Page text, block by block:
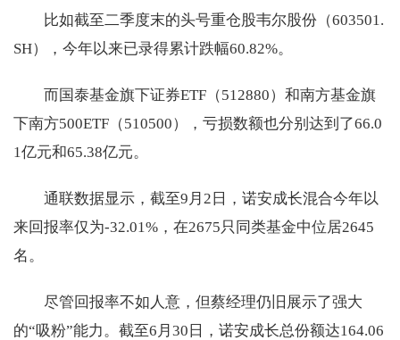
比如截至二季度末的头号重仓股韦尔股份（603501.
SH），今年以来已录得累计跌幅60.82%。
而国泰基金旗下证券ETF（512880）和南方基金旗
下南方500ETF（510500），亏损数额也分别达到了66.0
1亿元和65.38亿元。
通联数据显示，截至9月2日，诺安成长混合今年以
来回报率仅为-32.01%，在2675只同类基金中位居2645
名。
尽管回报率不如人意，但蔡经理仍旧展示了强大
的“吸粉”能力。截至6月30日，诺安成长总份额达164.06